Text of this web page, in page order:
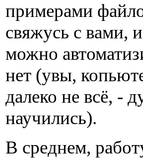
примерами
свяжусь с вами,
можно
нет (увы,
далеко не всё, -
научились).
В среднем,